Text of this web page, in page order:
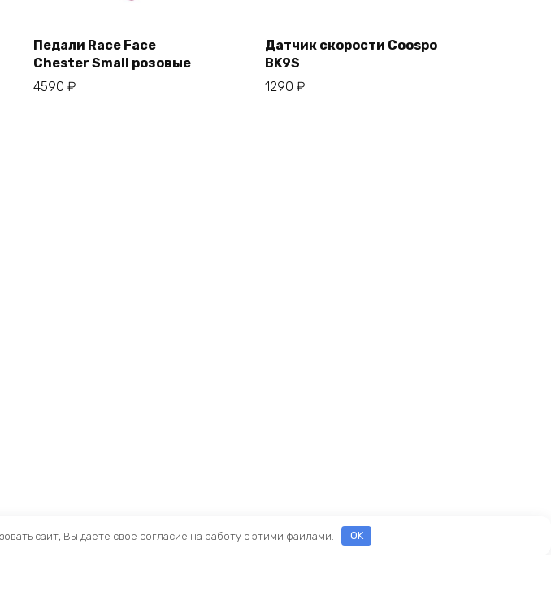
Педали Race Face
Chester Small розовые
4590 ₽
Датчик скорости Coospo
BK9S
1290 ₽
сайт, Вы даете свое согласие на работу с этими файлами. OK